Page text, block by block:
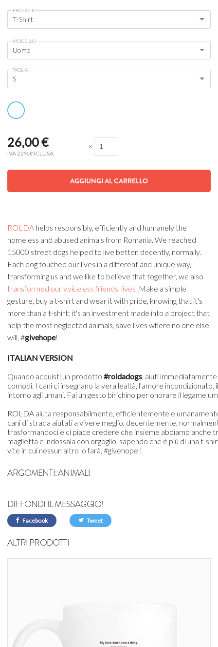
PRODOTTO
T-Shirt
MODELLO
Uomo
TAGLIA
S
26,00€
IVA 22% INCLUSA
×
AGGIUNGI AL CARRELLO
ROLDA helps responsibly, efficiently and humanely the
homeless and abused animals from Romania. We reached
15000 street dogs helped to live better, decently, normally.
Each dog touched our lives in a different and unique way,
transforming us and we like to believe that together, we also
transformed our voiceless friends' lives .Make a simple
gesture, buy a t-shirt and wear it with pride, knowing that it's
more than a t-shirt: it's an investment made into a project that
help the most neglected animals, save lives where no one else
will, #givehope!
ITALIAN VERSION
Quando acquisti un prodotto #roldadogs, aiuti
comodi. I cani ci insegnano la vera lealtà, l'amore
intorno agli umani. Fai un gesto birichino per onorare il legame
ROLDA aiuta responsabilmente, efficientemente e
cani di strada aiutati a vivere meglio, decentemente,
trasformandoci e ci piace credere che insieme abbiamo anche
maglietta e indossala con orgoglio, sapendo che è più di una t-
vite in cui nessun altro lo farà, #givehope !
ARGOMENTI:ANIMALI
DIFFONDI IL MESSAGGIO!
Facebook Tweet
ALTRI PRODOTTI